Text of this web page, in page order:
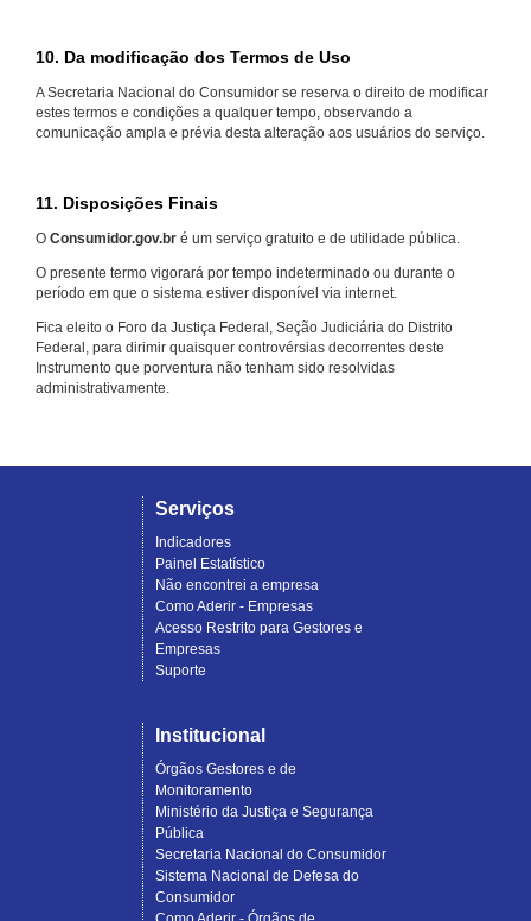
10. Da modificação dos Termos de Uso
A Secretaria Nacional do Consumidor se reserva o direito de modificar
estes termos e condições a qualquer tempo, observando a
comunicação ampla e prévia desta alteração aos usuários do serviço.
11. Disposições Finais
O Consumidor.gov.br é um serviço gratuito e de utilidade pública.
O presente termo vigorará por tempo indeterminado ou durante o
período em que o sistema estiver disponível via internet.
Fica eleito o Foro da Justiça Federal, Seção Judiciária do Distrito
Federal, para dirimir quaisquer controvérsias decorrentes deste
Instrumento que porventura não tenham sido resolvidas
administrativamente.
Serviços
Indicadores
Painel Estatístico
Não encontrei a empresa
Como Aderir - Empresas
Acesso Restrito para Gestores e
Empresas
Suporte
Institucional
Órgãos Gestores e de
Monitoramento
Ministério da Justiça e Segurança
Pública
Secretaria Nacional do Consumidor
Sistema Nacional de Defesa do
Consumidor